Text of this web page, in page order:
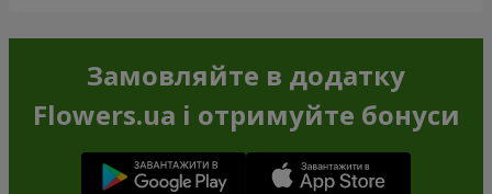
Замовляйте в додатку
Flowers.ua і отримуйте бонуси